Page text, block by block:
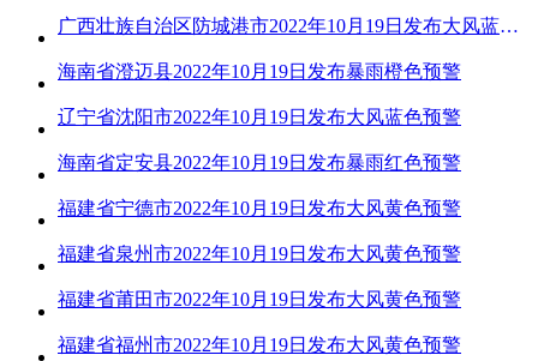
广西壮族自治区防城港市2022年10月19日发布大风蓝色预警
海南省澄迈县2022年10月19日发布暴雨橙色预警
辽宁省沈阳市2022年10月19日发布大风蓝色预警
海南省定安县2022年10月19日发布暴雨红色预警
福建省宁德市2022年10月19日发布大风黄色预警
福建省泉州市2022年10月19日发布大风黄色预警
福建省莆田市2022年10月19日发布大风黄色预警
福建省福州市2022年10月19日发布大风黄色预警